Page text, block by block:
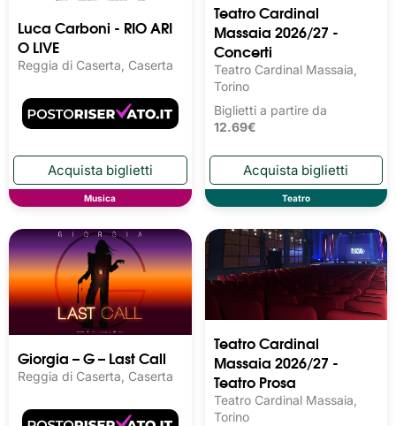
Luca Carboni - RIO ARI
O LIVE
Reggia di Caserta, Caserta
Musica
Teatro Cardinal
Massaia 2026/27 -
Concerti
Teatro Cardinal Massaia,
Torino
Biglietti a partire da
12.69€
Teatro
Giorgia – G – Last Call
Reggia di Caserta, Caserta
Teatro Cardinal
Massaia 2026/27 -
Teatro Prosa
Teatro Cardinal Massaia,
Torino